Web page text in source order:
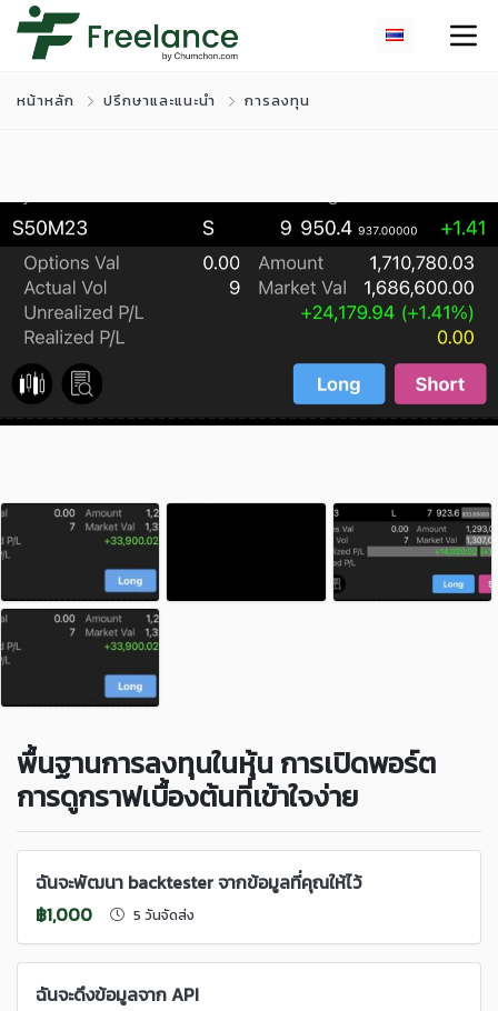
หน้าหลัก ปรึกษาและแนะนำ การลงทุน
พื้นฐานการลงทุนในหุ้น การเปิดพอร์ต
การดูกราฟเบื้องต้นที่เข้าใจง่าย
ฉันจะพัฒนา backtester จากข้อมูลที่คุณให้ไว้
฿1,000
5 วันจัดส่ง
ฉันจะดึงข้อมูลจาก API